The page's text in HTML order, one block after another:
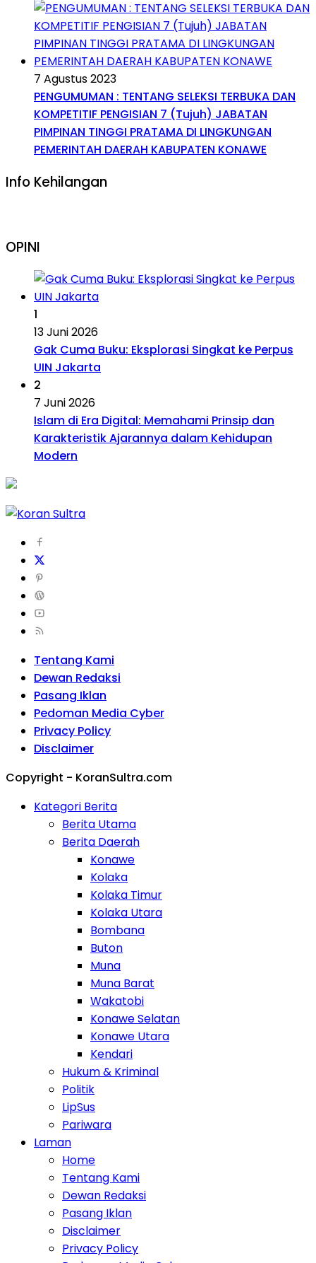
7 Agustus 2023
PENGUMUMAN : TENTANG SELEKSI TERBUKA DAN
KOMPETITIF PENGISIAN 7 (Tujuh) JABATAN
PIMPINAN TINGGI PRATAMA DI LINGKUNGAN
PEMERINTAH DAERAH KABUPATEN KONAWE
Info Kehilangan
OPINI
1
13 Juni 2026
Gak Cuma Buku: Eksplorasi Singkat ke Perpus
UIN Jakarta
2
7 Juni 2026
Islam di Era Digital: Memahami Prinsip dan
Karakteristik Ajarannya dalam Kehidupan
Modern
Tentang Kami
Dewan Redaksi
Pasang Iklan
Pedoman Media Cyber
Privacy Policy
Disclaimer
Copyright - KoranSultra.com
Kategori Berita
Berita Utama
Berita Daerah
Konawe
Kolaka
Kolaka Timur
Kolaka Utara
Bombana
Buton
Muna
Muna Barat
Wakatobi
Konawe Selatan
Konawe Utara
Kendari
Hukum & Kriminal
Politik
LipSus
Pariwara
Laman
Home
Tentang Kami
Dewan Redaksi
Pasang Iklan
Disclaimer
Privacy Policy